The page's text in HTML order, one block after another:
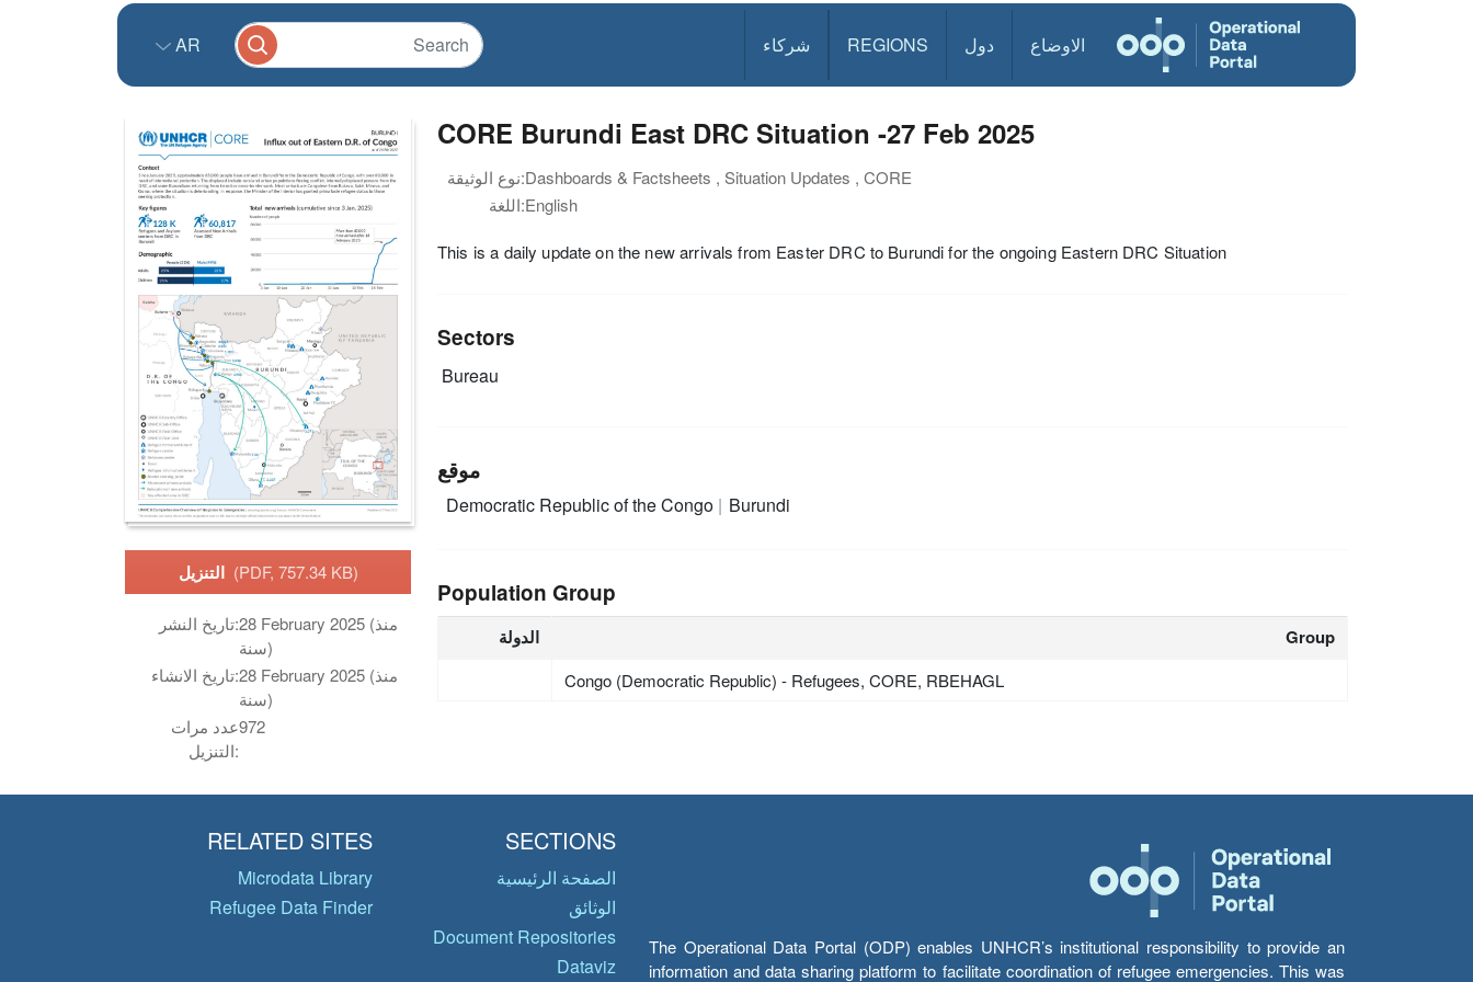
الاوضاع دول REGIONS شركاء AR
التنزيل (PDF, 757.34 KB)
تاريخ النشر:28 February 2025 (منذ
سنة)
تاريخ الانشاء:28 February 2025 (منذ
سنة)
عدد مرات
التنزيل:
972
CORE Burundi East DRC Situation -27 Feb 2025
نوع الوثيقة:Dashboards & Factsheets , Situation Updates , CORE
اللغة:English
This is a daily update on the new arrivals from Easter DRC to Burundi for the ongoing Eastern DRC Situation
Sectors
Bureau
موقع
Democratic Republic of the Congo Burundi
Population Group
الدولة Group
Congo (Democratic Republic) - Refugees, CORE, RBEHAGL
The Operational Data Portal (ODP) enables UNHCR’s institutional responsibility to provide an
information and data sharing platform to facilitate coordination of refugee emergencies. This was
SECTIONS
الصفحة الرئيسية
الوثائق
Document Repositories
Dataviz
RELATED SITES
Microdata Library
Refugee Data Finder